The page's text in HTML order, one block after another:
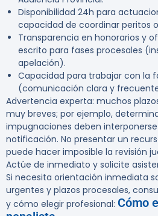
Disponibilidad 24h para
capacidad de coordinar peritos
Transparencia en honorarios y
escrito para fases procesales
apelación).
Capacidad para trabajar con la
(comunicación clara y
Advertencia experta: muchos
muy breves; por ejemplo,
impugnaciones deben
notificación. No presentar un
puede hacer imposible la revisión
Actúe de inmediato y solicite
Si necesita orientación inmediata
urgentes y plazos procesales,
y cómo elegir profesional: Cómo